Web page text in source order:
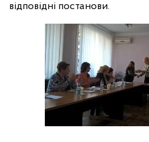
відповідні постанови.